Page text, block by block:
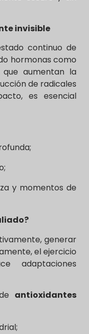
invisible
continuo de
hormonas como
que aumentan la
de radicales
es esencial
y momentos de
generar
el ejercicio
adaptaciones
antioxidantes